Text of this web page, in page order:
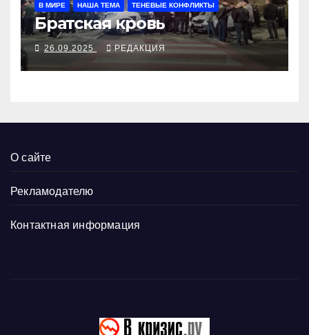
В МИРЕ НАША ТЕМА ТЕНЕВЫЕ КОНФЛИКТЫ
Братская кровь
26.09.2025 РЕДАКЦИЯ
О сайте
Рекламодателю
Контактная информация